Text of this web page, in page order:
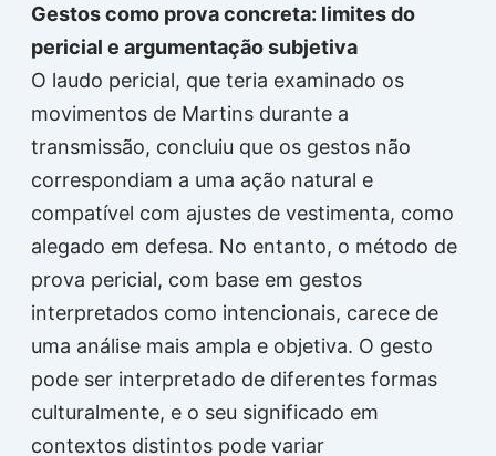
Gestos como prova concreta: limites do
pericial e argumentação subjetiva
O laudo pericial, que teria examinado os
movimentos de Martins durante a
transmissão, concluiu que os gestos não
correspondiam a uma ação natural e
compatível com ajustes de vestimenta, como
alegado em defesa. No entanto, o método de
prova pericial, com base em gestos
interpretados como intencionais, carece de
uma análise mais ampla e objetiva. O gesto
pode ser interpretado de diferentes formas
culturalmente, e o seu significado em
contextos distintos pode variar